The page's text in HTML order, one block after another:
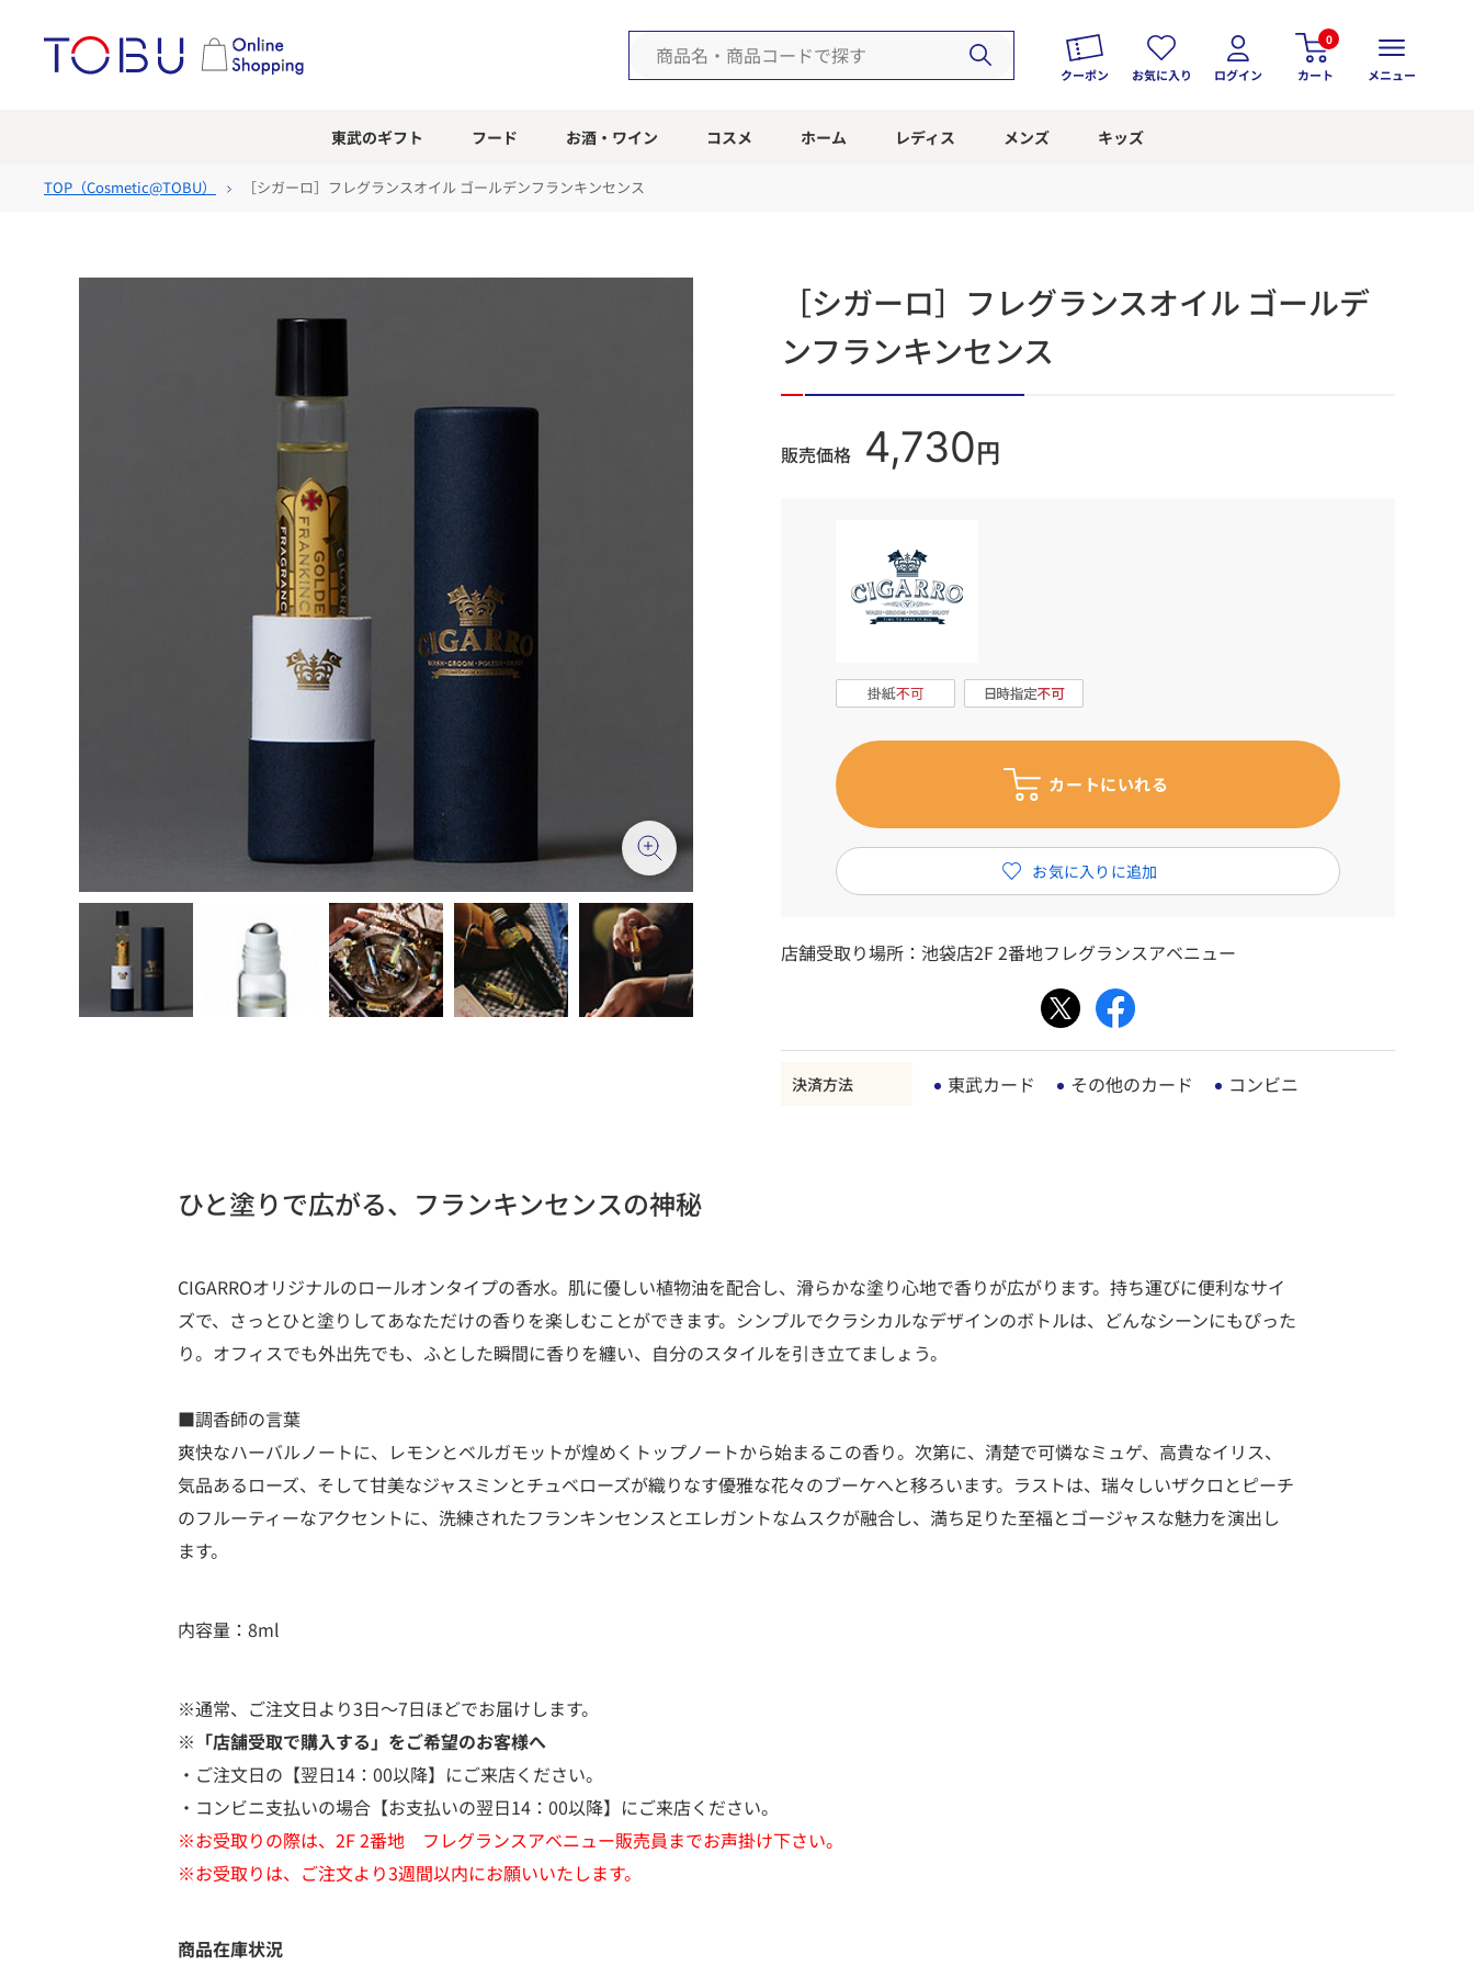
クーポン お気に入り ログイン
0
カート メニュー
東武のギフト フード お酒・ワイン コスメ ホーム レディス メンズ キッズ
TOP（Cosmetic@TOBU） ［シガーロ］フレグランスオイル ゴールデンフランキンセンス
［シガーロ］フレグランスオイル ゴールデ
ンフランキンセンス
販売価格 4,730円
店舗受取り場所： 池袋店2F 2番地フレグランスアベニュー
決済方法 東武カード その他のカード コンビニ
ひと塗りで広がる、フランキンセンスの神秘
CIGARROオリジナルのロールオンタイプの香水。肌に優しい植物油を配合し、滑らかな塗り心地で香りが広がります。持ち運びに便利なサイ
ズで、さっとひと塗りしてあなただけの香りを楽しむことができます。シンプルでクラシカルなデザインのボトルは、どんなシーンにもぴった
り。オフィスでも外出先でも、ふとした瞬間に香りを纏い、自分のスタイルを引き立てましょう。
■調香師の言葉
爽快なハーバルノートに、レモンとベルガモットが煌めくトップノートから始まるこの香り。次第に、清楚で可憐なミュゲ、高貴なイリス、
気品あるローズ、そして甘美なジャスミンとチュベローズが織りなす優雅な花々のブーケへと移ろいます。ラストは、瑞々しいザクロとピーチ
のフルーティーなアクセントに、洗練されたフランキンセンスとエレガントなムスクが融合し、満ち足りた至福とゴージャスな魅力を演出し
ます。
内容量：8ml
※通常、ご注文日より3日～7日ほどでお届けします。
※「店舗受取で購入する」をご希望のお客様へ
・ご注文日の【翌日14：00以降】にご来店ください。
・コンビニ支払いの場合【お支払いの翌日14：00以降】にご来店ください。
※お受取りの際は、2F 2番地 フレグランスアベニュー販売員までお声掛け下さい。
※お受取りは、ご注文より3週間以内にお願いいたします。
商品在庫状況